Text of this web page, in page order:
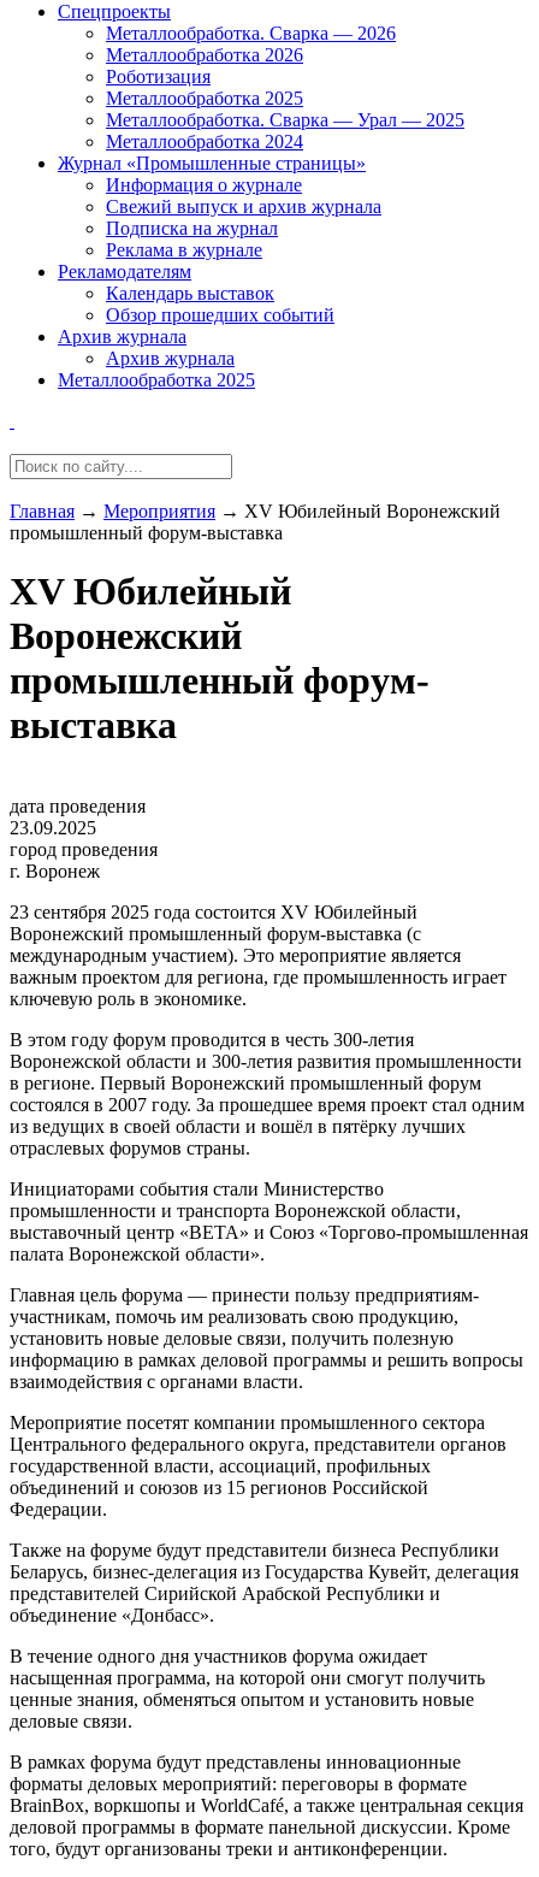
Спецпроекты
Металлообработка. Сварка — 2026
Металлообработка 2026
Роботизация
Металлообработка 2025
Металлообработка. Сварка — Урал — 2025
Металлообработка 2024
Журнал «Промышленные страницы»
Информация о журнале
Свежий выпуск и архив журнала
Подписка на журнал
Реклама в журнале
Рекламодателям
Календарь выставок
Обзор прошедших событий
Архив журнала
Архив журнала
Металлообработка 2025
Главная → Мероприятия → XV Юбилейный Воронежский
промышленный форум-выставка
XV Юбилейный
Воронежский
промышленный форум-
выставка
дата проведения
23.09.2025
город проведения
г. Воронеж
23 сентября 2025 года состоится XV Юбилейный
Воронежский промышленный форум-выставка (с
международным участием). Это мероприятие является
важным проектом для региона, где промышленность играет
ключевую роль в экономике.
В этом году форум проводится в честь 300-летия
Воронежской области и 300-летия развития промышленности
в регионе. Первый Воронежский промышленный форум
состоялся в 2007 году. За прошедшее время проект стал одним
из ведущих в своей области и вошёл в пятёрку лучших
отраслевых форумов страны.
Инициаторами события стали Министерство
промышленности и транспорта Воронежской области,
выставочный центр «ВЕТА» и Союз «Торгово-промышленная
палата Воронежской области».
Главная цель форума — принести пользу предприятиям-
участникам, помочь им реализовать свою продукцию,
установить новые деловые связи, получить полезную
информацию в рамках деловой программы и решить вопросы
взаимодействия с органами власти.
Мероприятие посетят компании промышленного сектора
Центрального федерального округа, представители органов
государственной власти, ассоциаций, профильных
объединений и союзов из 15 регионов Российской
Федерации.
Также на форуме будут представители бизнеса Республики
Беларусь, бизнес-делегация из Государства Кувейт, делегация
представителей Сирийской Арабской Республики и
объединение «Донбасс».
В течение одного дня участников форума ожидает
насыщенная программа, на которой они смогут получить
ценные знания, обменяться опытом и установить новые
деловые связи.
В рамках форума будут представлены инновационные
форматы деловых мероприятий: переговоры в формате
BrainBox, воркшопы и WorldCafé, а также центральная секция
деловой программы в формате панельной дискуссии. Кроме
того, будут организованы треки и антиконференции.